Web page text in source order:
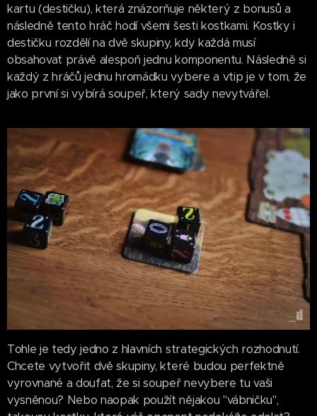
kartu (destičku), která znázorňuje některý z bonusů a
následně tento hráč hodí všemi šesti kostkami. Kostky i
destičku rozdělí na dvě skupiny, kdy každá musí
obsahovat právě alespoň jednu komponentu. Následně si
každý z hráčů jednu hromádku vybere a vtip je v tom, že
jako první si vybírá soupeř, který sady nevytvářel.
Tohle je tedy jedno z hlavních strategických rozhodnutí.
Chcete vytvořit dvě skupiny, které budou perfektně
vyrovnané a doufat, že si soupeř nevybere tu vaši
vysněnou? Nebo naopak použít nějakou "vábničku",